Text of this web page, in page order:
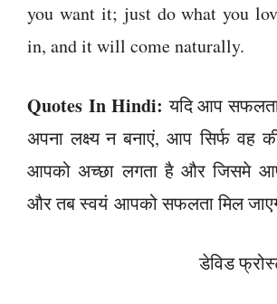
you want it; just do what you
in, and it will come naturally.
Quotes In Hindi: यदि आप
अपना लक्ष्य न बनाएं, आप सिर्फ वह
आपको अच्छा लगता है और जिसमे
और तब स्वयं आपको सफलता मिल
डेविड